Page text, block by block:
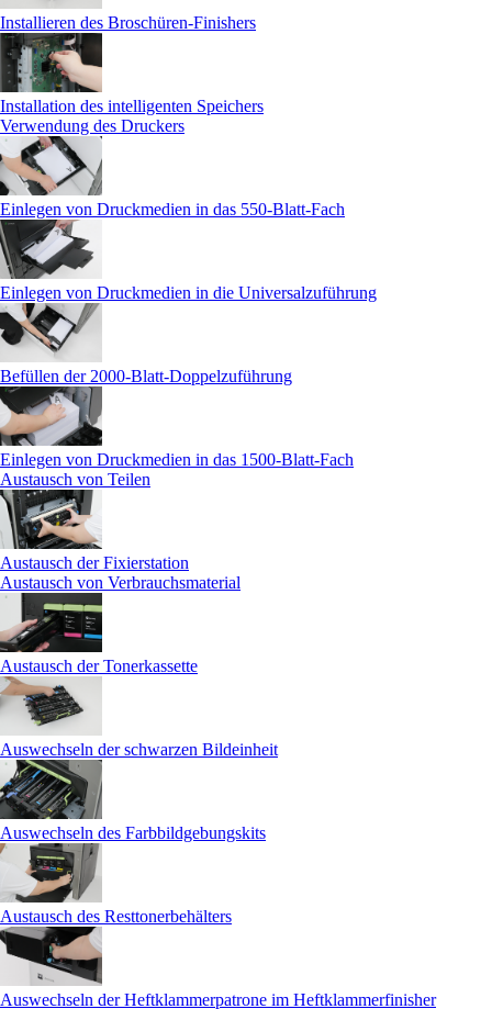
Installieren des Broschüren-Finishers
Installation des intelligenten Speichers
Verwendung des Druckers
Einlegen von Druckmedien in das 550-Blatt-Fach
Einlegen von Druckmedien in die Universalzuführung
Befüllen der 2000-Blatt-Doppelzuführung
Einlegen von Druckmedien in das 1500-Blatt-Fach
Austausch von Teilen
Austausch der Fixierstation
Austausch von Verbrauchsmaterial
Austausch der Tonerkassette
Auswechseln der schwarzen Bildeinheit
Auswechseln des Farbbildgebungskits
Austausch des Resttonerbehälters
Auswechseln der Heftklammerpatrone im Heftklammerfinisher